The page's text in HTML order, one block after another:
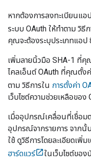
หากต้องการลงทะเบียนแอ
ระบบ OAuth ให้ทำตาม วิธีก
คุณจะต้องระบุประเภทแอป
เพิ่มลายนิ้วมือ SHA-1 ที่คุ
ไคลเอ็นต์ OAuth ที่คุณตั้งค่
ตาม วิธีการใน การตั้งค่า
เว็บไซต์ความช่วยเหลือขอ
เมื่ออุปกรณ์เคลื่อนที่เชื่อม
อุปกรณ์จากรายการ จากนั้
ใช้ ดูวิธีการโดยละเอียดเพิ่ม
ฮาร์ดแวร์
ในเว็บไซต์ขอ